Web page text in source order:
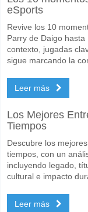
Sport Recife para el
Marcarán ambos
Sí para Ambos
Cuál es el
En el lado
eSports
Revive los 10
Parry de Daigo
contexto, jugadas
sigue marcando la
Leer más
Los Mejores
Tiempos
Descubre los
tiempos, con un
incluyendo legado,
cultural e impacto
Leer más